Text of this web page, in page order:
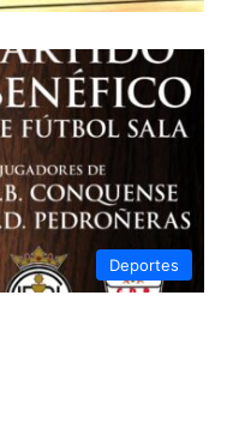
Deportes